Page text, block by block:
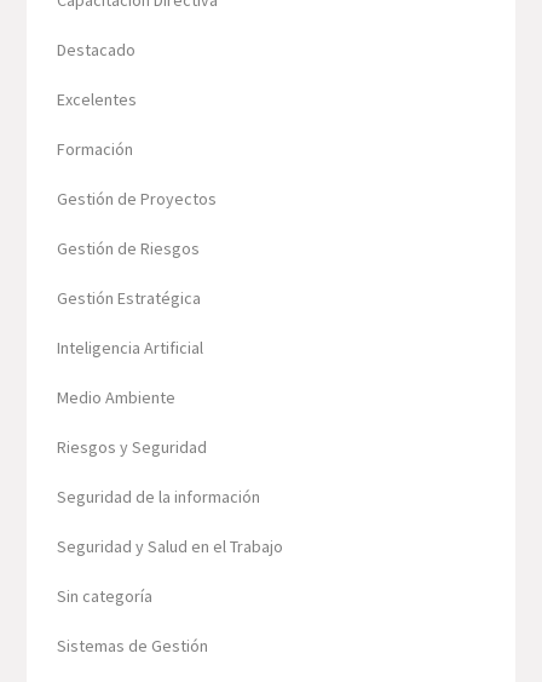
Destacado
Excelentes
Formación
Gestión de Proyectos
Gestión de Riesgos
Gestión Estratégica
Inteligencia Artificial
Medio Ambiente
Riesgos y Seguridad
Seguridad de la información
Seguridad y Salud en el Trabajo
Sin categoría
Sistemas de Gestión